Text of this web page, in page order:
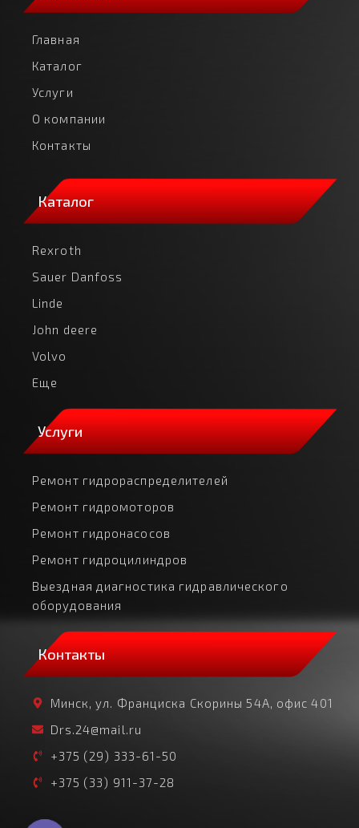
Главная
Каталог
Услуги
О компании
Контакты
Каталог
Rexroth
Sauer Danfoss
Linde
John deere
Volvo
Еще
Услуги
Ремонт гидрораспределителей
Ремонт гидромоторов
Ремонт гидронасосов
Ремонт гидроцилиндров
Выездная диагностика гидравлического
оборудования
Контакты
Минск, ул. Франциска Скорины 54А, офис 401
Drs.24@mail.ru
+375 (29) 333-61-50
+375 (33) 911-37-28